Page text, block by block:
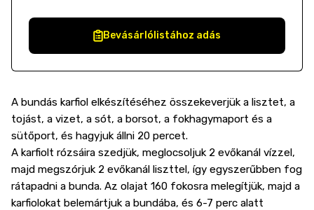
Bevásárlólistához adás
A bundás karfiol elkészítéséhez összekeverjük a lisztet, a
tojást, a vizet, a sót, a borsot, a fokhagymaport és a
sütőport, és hagyjuk állni 20 percet.
A karfiolt rózsáira szedjük, meglocsoljuk 2 evőkanál vízzel,
majd megszórjuk 2 evőkanál liszttel, így egyszerűbben fog
rátapadni a bunda. Az olajat 160 fokosra melegítjük, majd a
karfiolokat belemártjuk a bundába, és 6-7 perc alatt